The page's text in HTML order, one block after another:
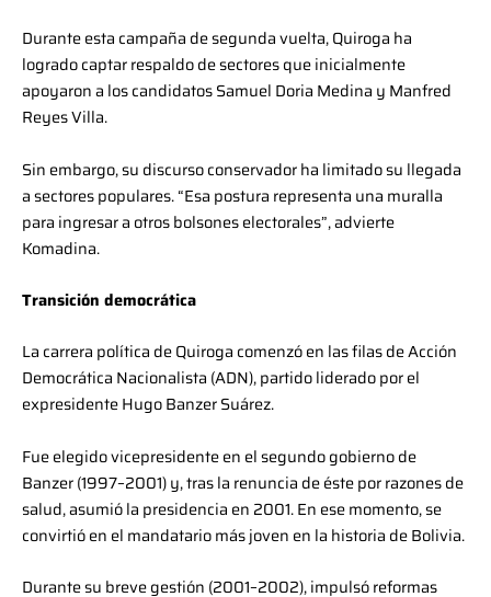
Durante esta campaña de segunda vuelta, Quiroga ha
logrado captar respaldo de sectores que inicialmente
apoyaron a los candidatos Samuel Doria Medina y Manfred
Reyes Villa.
Sin embargo, su discurso conservador ha limitado su llegada
a sectores populares. “Esa postura representa una muralla
para ingresar a otros bolsones electorales”, advierte
Komadina.
Transición democrática
La carrera política de Quiroga comenzó en las filas de Acción
Democrática Nacionalista (ADN), partido liderado por el
expresidente Hugo Banzer Suárez.
Fue elegido vicepresidente en el segundo gobierno de
Banzer (1997–2001) y, tras la renuncia de éste por razones de
salud, asumió la presidencia en 2001. En ese momento, se
convirtió en el mandatario más joven en la historia de Bolivia.
Durante su breve gestión (2001–2002), impulsó reformas